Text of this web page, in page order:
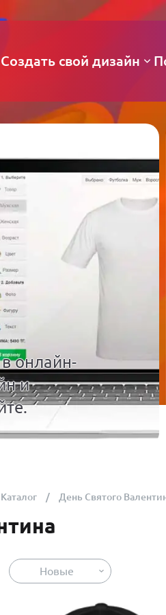
Создать свой дизайн
онлайн-
и
Каталог День Святого
Новые